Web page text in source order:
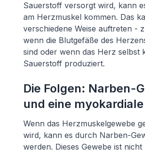
Sauerstoff versorgt wird, kann
am Herzmuskel kommen. Das
verschiedene Weise auftreten -
wenn die Blutgefäße des
sind oder wenn das Herz selbst
Sauerstoff produziert.
Die Folgen: Narben-
und eine
Wenn das Herzmuskelgewebe
wird, kann es durch Narben-
werden. Dieses Gewebe ist